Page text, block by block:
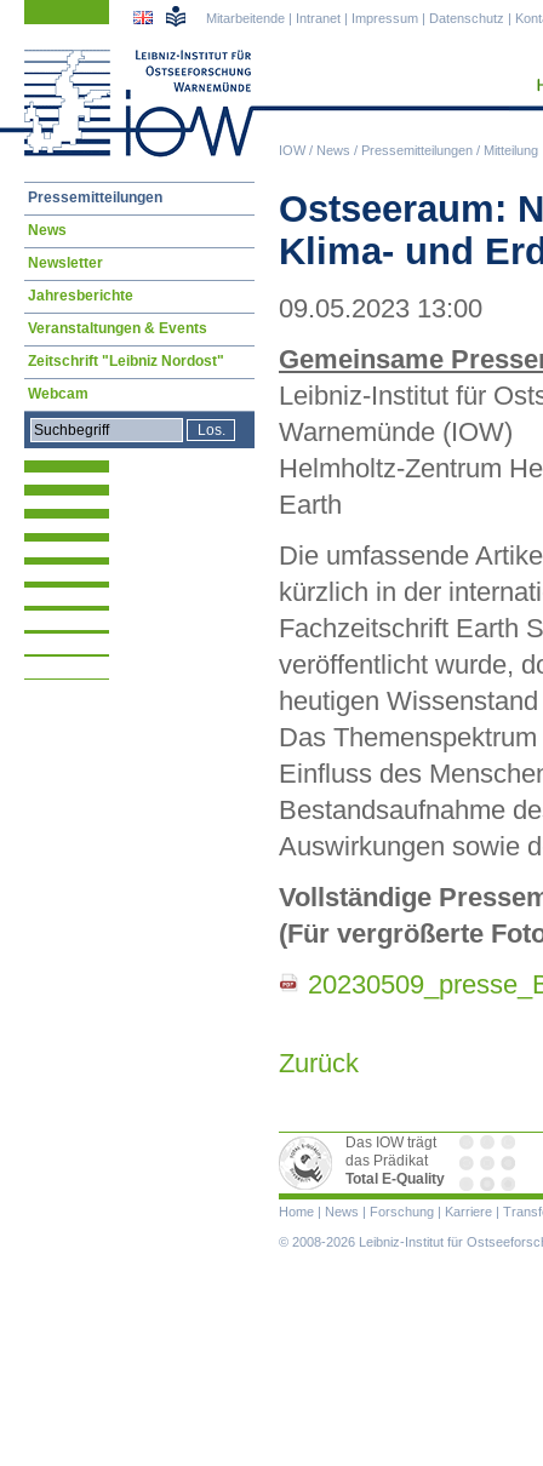
IOW/ News / Pressemitteilungen / Mitteilung
Mitarbeitende | Intranet | Impressum | Datenschutz |
Ostseeraum:
Klima- und
09.05.2023 13:00
Gemeinsame
Leibniz-Institut für
Warnemünde (IOW)
Helmholtz-Zentrum
Earth
Die umfassende
kürzlich in der
Fachzeitschrift Earth
veröffentlicht wurde,
heutigen
Das
Einfluss des
Bestandsaufnahme
Auswirkungen sowie
Vollständige
(Für vergrößerte
Zurück
Navigation
Pressemitteilungen
News
Newsletter
Jahresberichte
Veranstaltungen & Events
Zeitschrift "Leibniz Nordost"
Webcam
Das IOW trägt
das Prädikat
Total E-Quality
Navigation
überspringen
Home | News | Forschung | Karriere |
© 2008-2026 Leibniz-Institut für